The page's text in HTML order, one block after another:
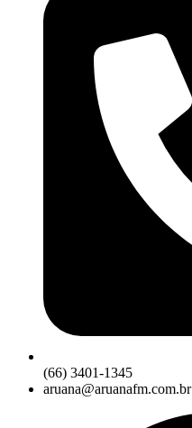
(66) 3401-1345
aruana@aruanafm.com.br